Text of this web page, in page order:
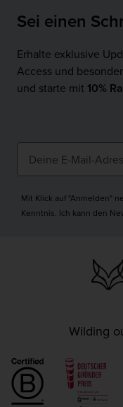
Sei einen
Erhalte exklusive
Access und
und starte mit 10%
Mit Klick auf "Anmelden"
Kenntnis. Ich kann den
Wilding